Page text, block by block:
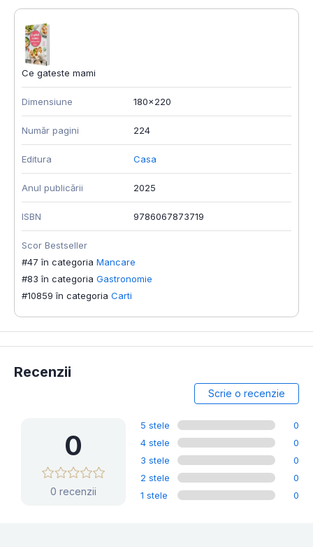
Ce gateste mami
Dimensiune 180x220
Număr pagini 224
Editura Casa
Anul publicării 2025
ISBN 9786067873719
Scor Bestseller
#47 în categoria Mancare
#83 în categoria Gastronomie
#10859 în categoria Carti
Recenzii
Scrie o recenzie
0
0 recenzii
5 stele
0
4 stele
0
3 stele
0
2 stele
0
1 stele
0